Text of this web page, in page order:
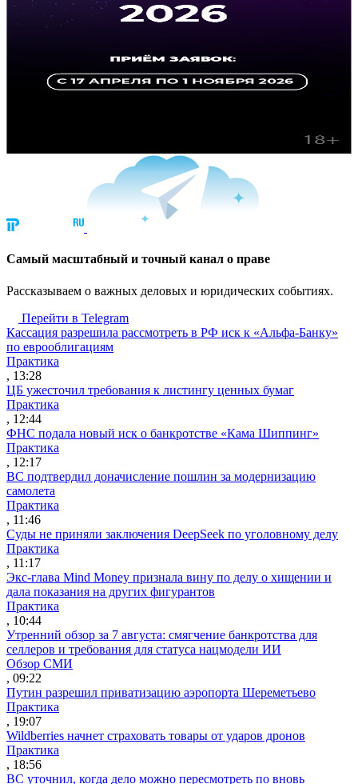
Cамый масштабный и точный канал о праве
Рассказываем о важных деловых и юридических событиях.
Перейти в Telegram
Кассация разрешила рассмотреть в РФ иск к «Альфа-Банку»
по еврооблигациям
Практика
, 13:28
ЦБ ужесточил требования к листингу ценных бумаг
Практика
, 12:44
ФНС подала новый иск о банкротстве «Кама Шиппинг»
Практика
, 12:17
ВС подтвердил доначисление пошлин за модернизацию
самолета
Практика
, 11:46
Суды не приняли заключения DeepSeek по уголовному делу
Практика
, 11:17
Экс-глава Mind Money признала вину по делу о хищении и
дала показания на других фигурантов
Практика
, 10:44
Утренний обзор за 7 августа: смягчение банкротства для
селлеров и требования для статуса нацмодели ИИ
Обзор СМИ
, 09:22
Путин разрешил приватизацию аэропорта Шереметьево
Практика
, 19:07
Wildberries начнет страховать товары от ударов дронов
Практика
, 18:56
ВС уточнил, когда дело можно пересмотреть по вновь